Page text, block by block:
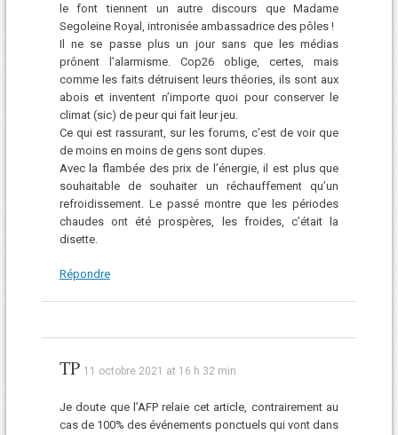
le font tiennent un autre discours que Madame
Segoleine Royal, intronisée ambassadrice des pôles !
Il ne se passe plus un jour sans que les médias
prônent l’alarmisme. Cop26 oblige, certes, mais
comme les faits détruisent leurs théories, ils sont aux
abois et inventent n’importe quoi pour conserver le
climat (sic) de peur qui fait leur jeu.
Ce qui est rassurant, sur les forums, c’est de voir que
de moins en moins de gens sont dupes.
Avec la flambée des prix de l’énergie, il est plus que
souhaitable de souhaiter un réchauffement qu’un
refroidissement. Le passé montre que les périodes
chaudes ont été prospères, les froides, c’était la
disette.
Répondre
TP 11 octobre 2021 at 16 h 32 min
Je doute que l’AFP relaie cet article, contrairement au
cas de 100% des événements ponctuels qui vont dans